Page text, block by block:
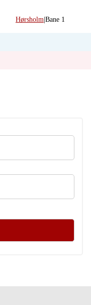
Hørsholm Bane 1